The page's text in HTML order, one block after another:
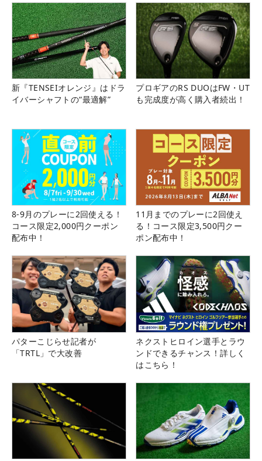
新『TENSEIオレンジ』はドラ
イバーシャフトの“最適解”
プロギアのRS DUOはFW・UT
も完成度が高く購入者続出！
8-9月のプレーに2回使える！
コース限定2,000円クーポン
配布中！
11月までのプレーに2回使え
る！コース限定3,500円クー
ポン配布中！
パターこじらせ記者が
「TRTL」で大改善
ネクストヒロイン選手とラウ
ンドできるチャンス！詳しく
はこちら！